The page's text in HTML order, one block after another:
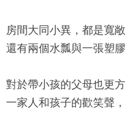
房間大同小異，都是寬
還有兩個水瓢與一張塑膠
對於帶小孩的父母也更
一家人和孩子的歡笑聲，